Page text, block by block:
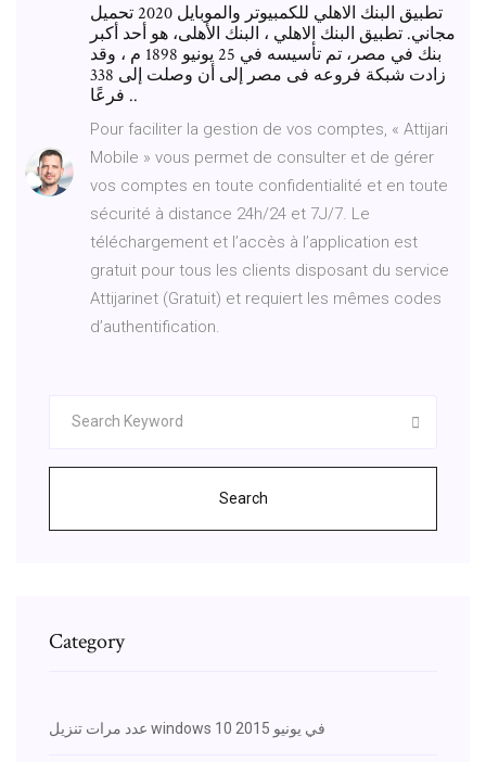
تطبيق البنك الاهلي للكمبيوتر والموبايل 2020 تحميل
مجاني. تطبيق البنك الاهلي ، البنك الأهلى، هو أحد أكبر
بنك في مصر، تم تأسيسه في 25 يونيو 1898 م ، وقد
زادت شبكة فروعه فى مصر إلى أن وصلت إلى 338
فرعًا ..
Pour faciliter la gestion de vos comptes, « Attijari
Mobile » vous permet de consulter et de gérer
vos comptes en toute confidentialité et en toute
sécurité à distance 24h/24 et 7J/7. Le
téléchargement et l’accès à l’application est
gratuit pour tous les clients disposant du service
Attijarinet (Gratuit) et requiert les mêmes codes
d’authentification.
Search
Category
عدد مرات تنزيل windows 10 في يونيو 2015